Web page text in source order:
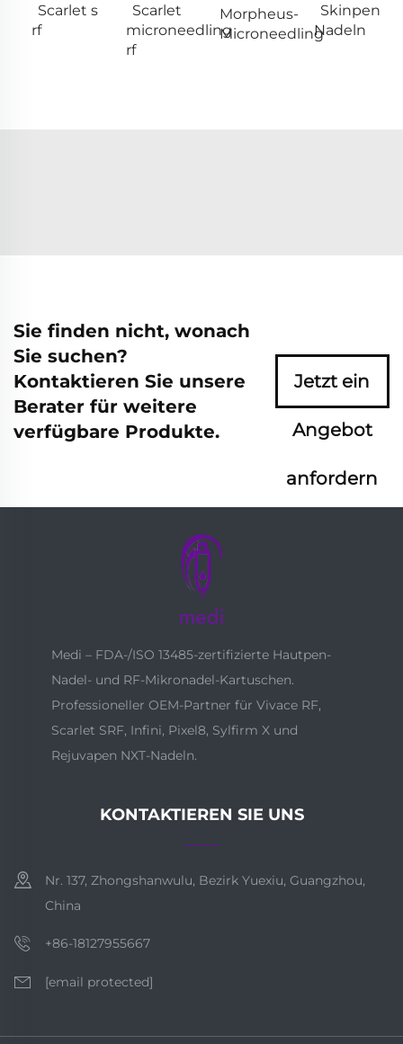
Scarlet s
rf
Scarlet
microneedling
rf
Morpheus-
Microneedling
Skinpen
Nadeln
Sie finden nicht, wonach
Sie suchen?
Kontaktieren Sie unsere
Berater für weitere
verfügbare Produkte.
Jetzt ein
Angebot
anfordern
Medi – FDA-/ISO 13485-zertifizierte Hautpen-
Nadel- und RF-Mikronadel-Kartuschen.
Professioneller OEM-Partner für Vivace RF,
Scarlet SRF, Infini, Pixel8, Sylfirm X und
Rejuvapen NXT-Nadeln.
KONTAKTIEREN SIE UNS
Nr. 137, Zhongshanwulu, Bezirk Yuexiu, Guangzhou,
China
+86-18127955667
[email protected]